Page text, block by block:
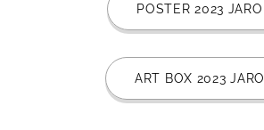
POSTER 2023 JARO
ART BOX 2023 JARO